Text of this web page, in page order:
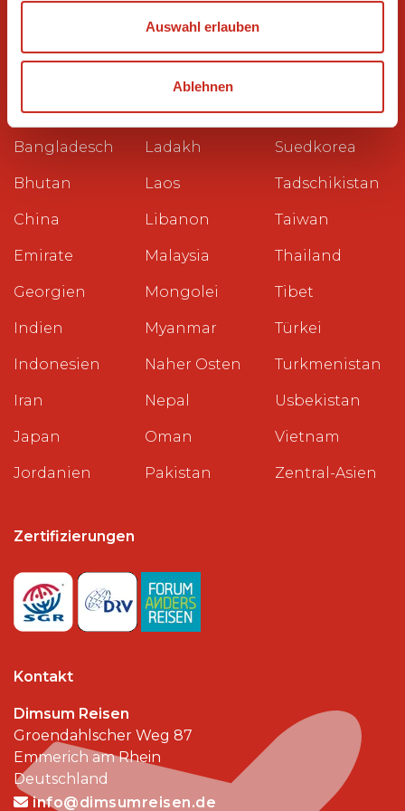
Auswahl erlauben
Ablehnen
Reiseziele
Aserbaidschan
Bangladesch
Bhutan
China
Emirate
Georgien
Indien
Indonesien
Iran
Japan
Jordanien
Kirgisien
Ladakh
Laos
Libanon
Malaysia
Mongolei
Myanmar
Naher Osten
Nepal
Oman
Pakistan
Sri Lanka
Suedkorea
Tadschikistan
Taiwan
Thailand
Tibet
Türkei
Turkmenistan
Usbekistan
Vietnam
Zentral-Asien
Zertifizierungen
Kontakt
Dimsum Reisen
Groendahlscher Weg 87
Emmerich am Rhein
Deutschland
info@dimsumreisen.de